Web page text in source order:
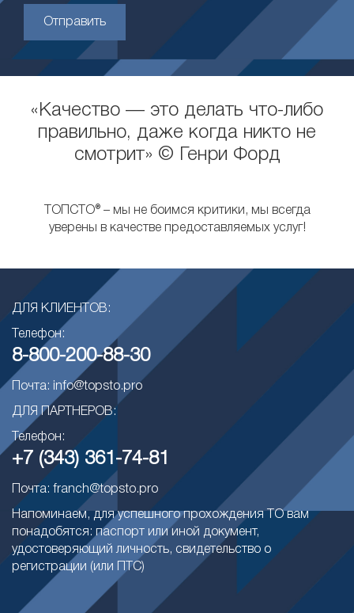
Отправить
«Качество — это делать что-либо
правильно, даже когда никто не
смотрит» © Генри Форд
ТОПСТО® – мы не боимся критики, мы всегда
уверены в качестве предоставляемых услуг!
ДЛЯ КЛИЕНТОВ:
Телефон:
8-800-200-88-30
Почта: info@topsto.pro
ДЛЯ ПАРТНЕРОВ:
Телефон:
+7 (343) 361-74-81
Почта: franch@topsto.pro
Напоминаем, для успешного прохождения ТО вам
понадобятся: паспорт или иной документ,
удостоверяющий личность, свидетельство о
регистрации (или ПТС)